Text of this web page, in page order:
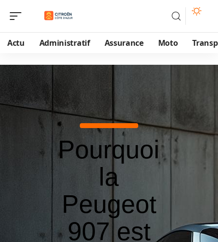
Actu Administratif Assurance Moto
Pourquoi
la
Peugeot
907 est